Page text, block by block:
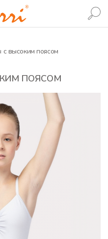
высоким поясом
ПОЯСОМ